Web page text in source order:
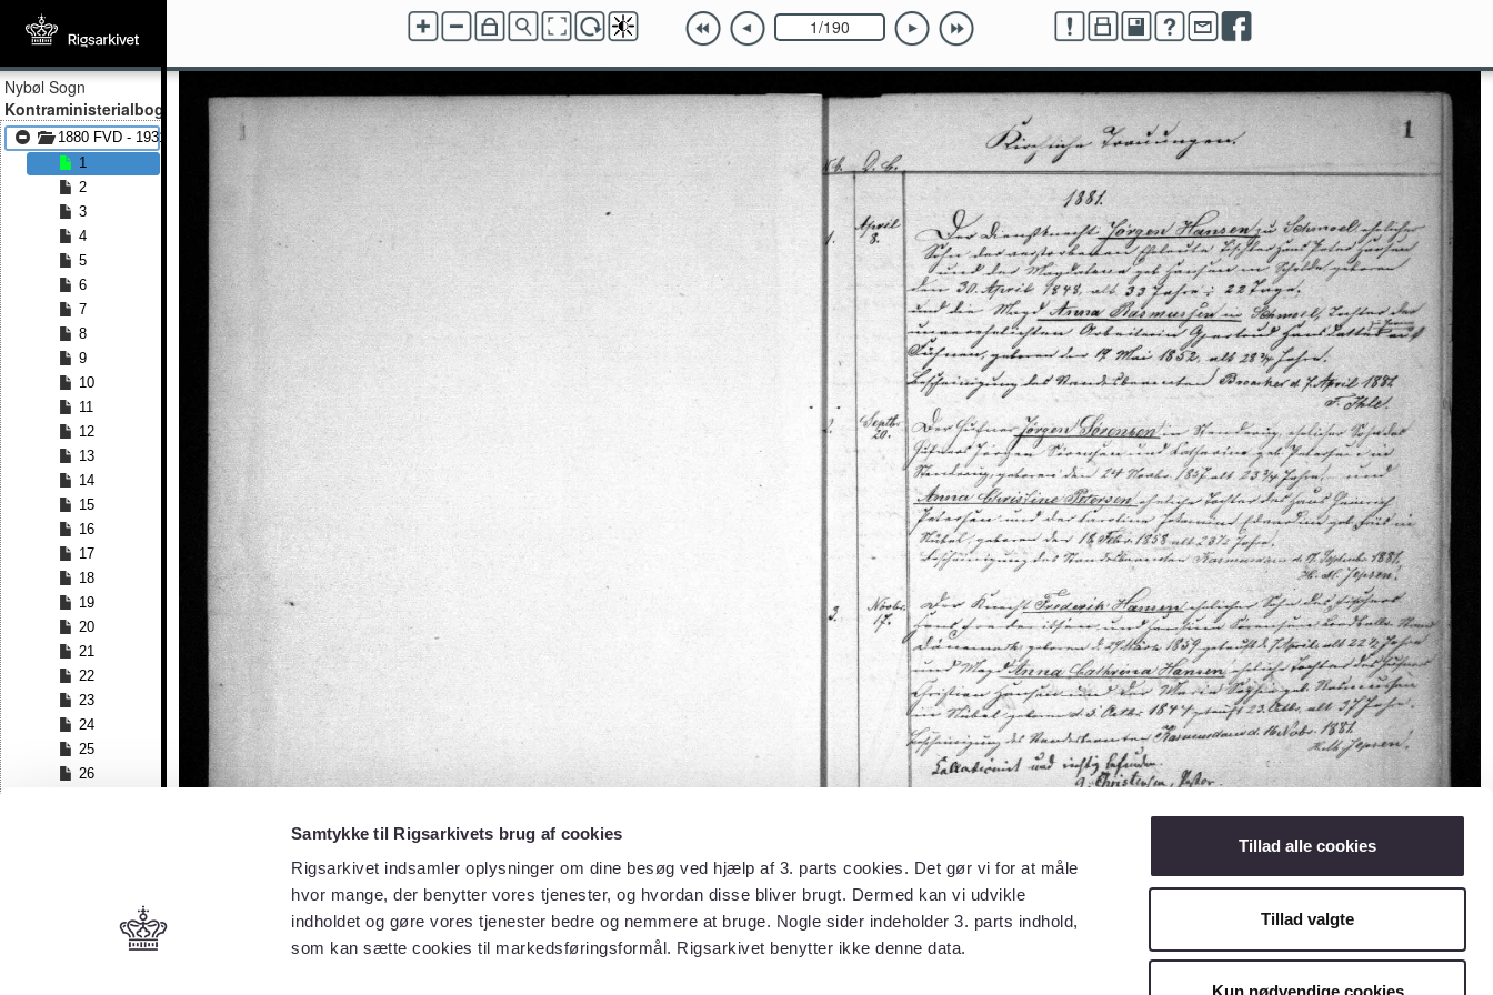
Samtykke til Rigsarkivets brug af cookies
Rigsarkivet indsamler oplysninger om dine besøg ved hjælp af 3. parts cookies. Det gør vi for at måle
hvor mange, der benytter vores tjenester, og hvordan disse bliver brugt. Dermed kan vi udvikle
indholdet og gøre vores tjenester bedre og nemmere at bruge. Nogle sider indeholder 3. parts indhold,
som kan sætte cookies til markedsføringsformål. Rigsarkivet benytter ikke denne data.
Tillad alle cookies
Tillad valgte
Kun nødvendige cookies
Nybøl Sogn
Kontraministerialbog
1880 FVD - 1931 FVD
1
2
3
4
5
6
7
8
9
10
11
12
13
14
15
16
17
18
19
20
21
22
23
24
25
26